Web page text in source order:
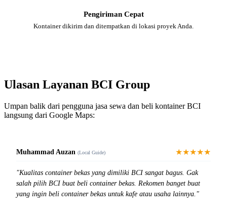
Pengiriman Cepat
Kontainer dikirim dan ditempatkan di lokasi proyek Anda.
Ulasan Layanan BCI Group
Umpan balik dari pengguna jasa sewa dan beli kontainer BCI
langsung dari Google Maps:
Muhammad Auzan (Local Guide) ★★★★★
"Kualitas container bekas yang dimiliki BCI sangat bagus. Gak
salah pilih BCI buat beli container bekas. Rekomen banget buat
yang ingin beli container bekas untuk kafe atau usaha lainnya."